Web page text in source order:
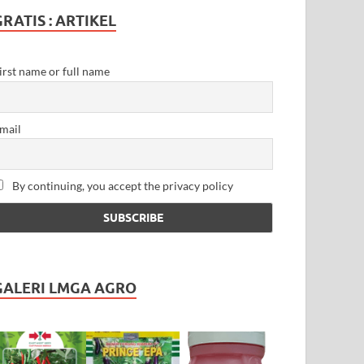
: ARTIKEL
name or full name
By continuing, you accept the privacy policy
LMGA AGRO